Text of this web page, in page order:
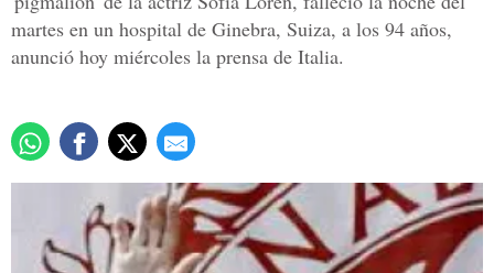
martes en un hospital de Ginebra, Suiza, a los 94 años,
anunció hoy miércoles la prensa de Italia.